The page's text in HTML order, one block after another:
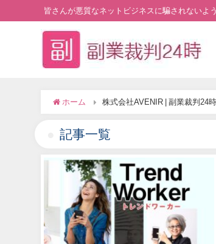
皆さんが悪質なネットビジネスに騙されないよ
ホーム 株式会社AVENIR | 副業裁判24時
記事一覧